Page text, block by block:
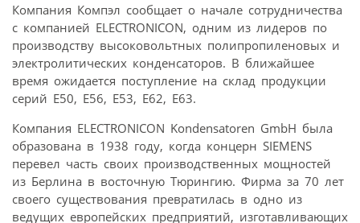
Компания Компэл сообщает о начале сотрудничества
с компанией ELECTRONICON, одним из лидеров по
производству высоковольтных полипропиленовых и
электролитических конденсаторов. В ближайшее
время ожидается поступление на склад продукции
серий E50, E56, E53, E62, E63.
Компания ELECTRONICON Kondensatoren GmbH была
образована в 1938 году, когда концерн SIEMENS
перевел часть своих производственных мощностей
из Берлина в восточную Тюрингию. Фирма за 70 лет
своего существования превратилась в одно из
ведущих европейских предприятий, изготавливающих